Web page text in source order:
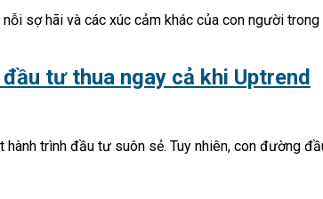
sợ hãi và các xúc cảm khác của con người
tư thua ngay cả khi Uptrend
trình đầu tư suôn sẻ. Tuy nhiên, con đường